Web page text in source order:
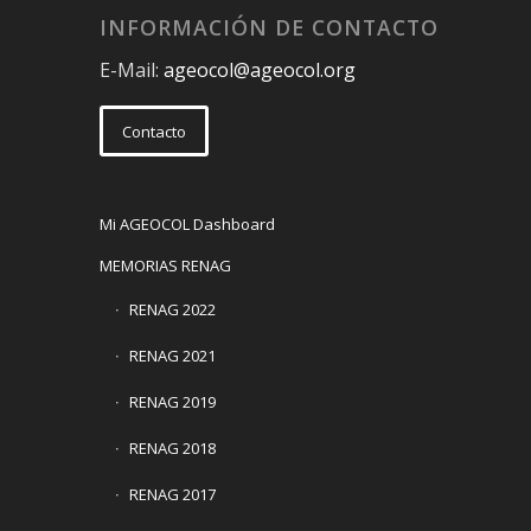
INFORMACIÓN DE CONTACTO
E-Mail: ageocol@ageocol.org
Contacto
Mi AGEOCOL Dashboard
MEMORIAS RENAG
RENAG 2022
RENAG 2021
RENAG 2019
RENAG 2018
RENAG 2017